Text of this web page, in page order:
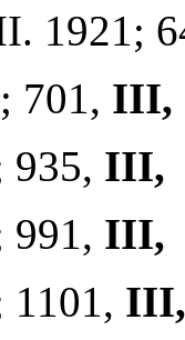
1921;
701, III,
935, III,
991, III,
III,